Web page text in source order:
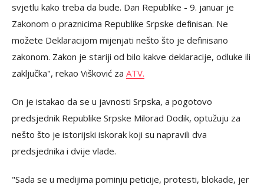
svjetlu kako treba da bude. Dan Republike - 9. januar je
Zakonom o praznicima Republike Srpske definisan. Ne
možete Deklaracijom mijenjati nešto što je definisano
zakonom. Zakon je stariji od bilo kakve deklaracije, odluke ili
zaključka", rekao Višković za ATV.
On je istakao da se u javnosti Srpska, a pogotovo
predsjednik Republike Srpske Milorad Dodik, optužuju za
nešto što je istorijski iskorak koji su napravili dva
predsjednika i dvije vlade.
"Sada se u medijima pominju peticije, protesti, blokade, jer